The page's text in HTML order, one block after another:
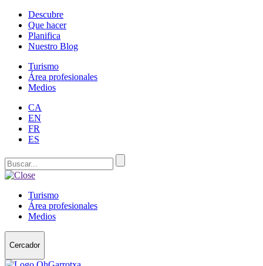
Descubre
Que hacer
Planifica
Nuestro Blog
Turismo
Área profesionales
Medios
CA
EN
FR
ES
Turismo
Área profesionales
Medios
Cercador